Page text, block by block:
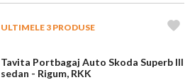
ULTIMELE 3 PRODUSE
Tavita Portbagaj Auto Skoda Superb III
sedan - Rigum, RKK